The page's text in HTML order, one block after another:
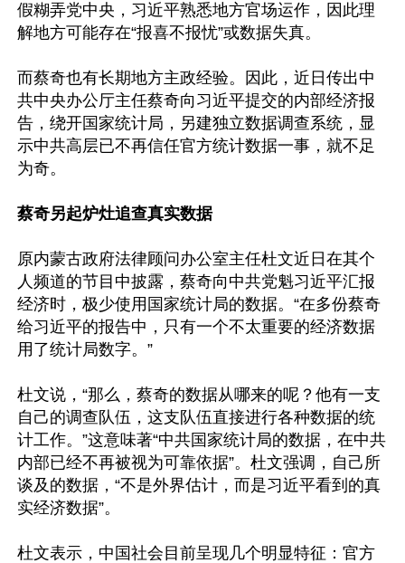
假糊弄党中央，习近平熟悉地方官场运作，因此理
解地方可能存在“报喜不报忧”或数据失真。
而蔡奇也有长期地方主政经验。因此，近日传出中
共中央办公厅主任蔡奇向习近平提交的内部经济报
告，绕开国家统计局，另建独立数据调查系统，显
示中共高层已不再信任官方统计数据一事，就不足
为奇。
蔡奇另起炉灶追查真实数据
原内蒙古政府法律顾问办公室主任杜文近日在其个
人频道的节目中披露，蔡奇向中共党魁习近平汇报
经济时，极少使用国家统计局的数据。“在多份蔡奇
给习近平的报告中，只有一个不太重要的经济数据
用了统计局数字。”
杜文说，“那么，蔡奇的数据从哪来的呢？他有一支
自己的调查队伍，这支队伍直接进行各种数据的统
计工作。”这意味著“中共国家统计局的数据，在中共
内部已经不再被视为可靠依据”。杜文强调，自己所
谈及的数据，“不是外界估计，而是习近平看到的真
实经济数据”。
杜文表示，中国社会目前呈现几个明显特征：官方